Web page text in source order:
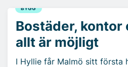
BYGG
Bostäder, kontor
allt är möjligt
I Hyllie får Malmö sitt första